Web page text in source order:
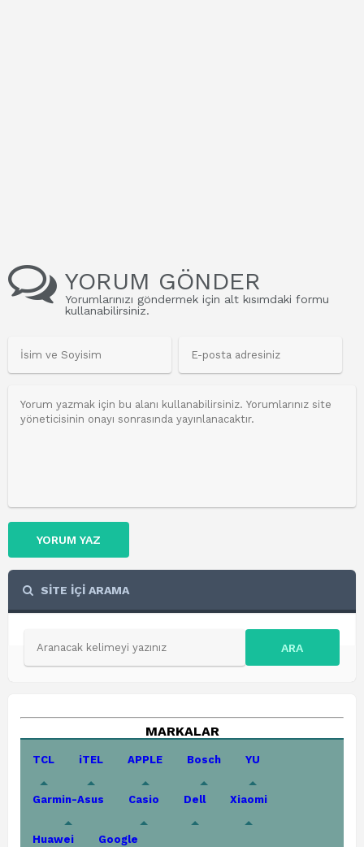
YORUM GÖNDER
Yorumlarınızı göndermek için alt kısımdaki formu
kullanabilirsiniz.
YORUM YAZ
SİTE İÇİ ARAMA
ARA
MARKALAR
TCL iTEL APPLE Bosch YU
Garmin-Asus Casio Dell Xiaomi
Huawei Google